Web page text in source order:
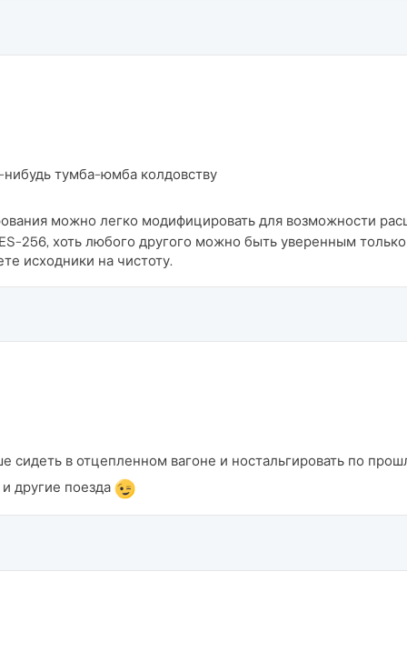
тумба-юмба колдовству
можно легко модифицировать для возможности
256, хоть любого другого можно быть уверенным
исходники на чистоту.
сидеть в отцепленном вагоне и ностальгировать по
другие поезда